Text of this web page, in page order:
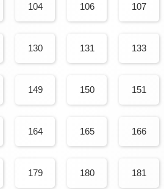
104 106 107
130 131 133
149 150 151
164 165 166
179 180 181